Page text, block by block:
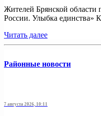
Жителей Брянской области
России. Улыбка единства»
Читать далее
Районные новости
7 августа 2026, 10:11